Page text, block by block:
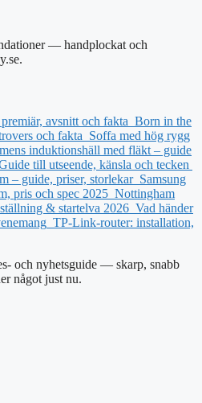
— handplockat och
avsnitt och fakta Born in the
och fakta Soffa med hög rygg
induktionshäll med fläkt – guide
till utseende, känsla och tecken
– guide, priser, storlekar Samsung
pris och spec 2025 Nottingham
& startelva 2026 Vad händer
TP-Link-router: installation,
och nyhetsguide — skarp, snabb
något just nu.